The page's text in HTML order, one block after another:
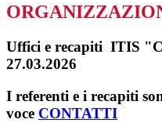
Uffici e recapiti ITIS
27.03.2026
I referenti e i recapiti
voce CONTATTI